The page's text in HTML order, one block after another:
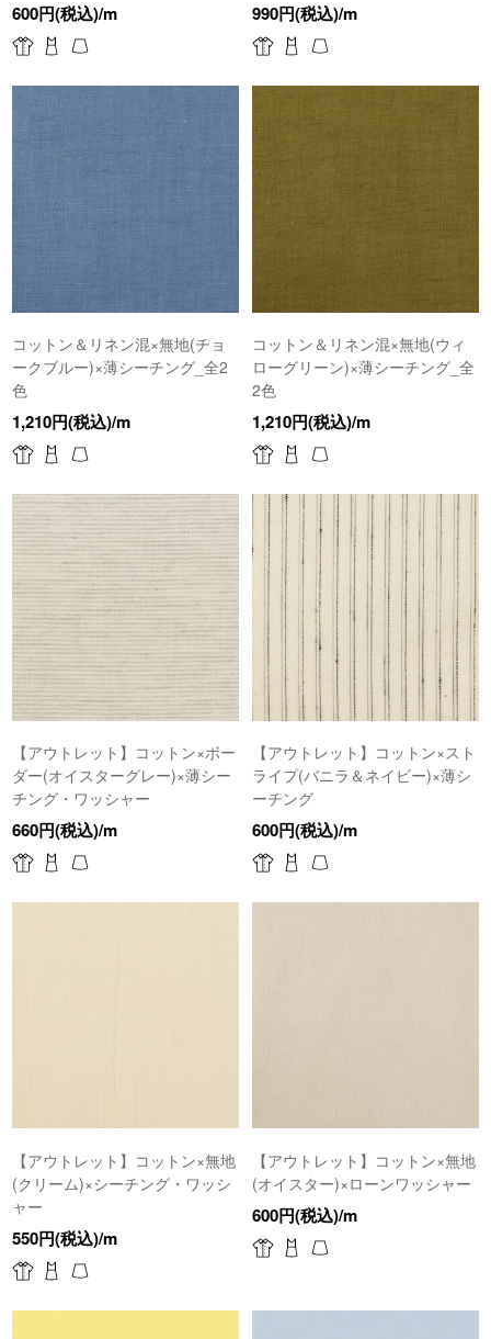
600円(税込)/m 990円(税込)/m
コットン＆リネン混×無地(チョ
ークブルー)×薄シーチング_全2
色
1,210円(税込)/m
コットン＆リネン混×無地(ウィ
ローグリーン)×薄シーチング_全
2色
1,210円(税込)/m
【アウトレット】コットン×ボー
ダー(オイスターグレー)×薄シー
チング・ワッシャー
660円(税込)/m
【アウトレット】コットン×スト
ライプ(バニラ＆ネイビー)×薄シ
ーチング
600円(税込)/m
【アウトレット】コットン×無地
(クリーム)×シーチング・ワッシ
ャー
550円(税込)/m
【アウトレット】コットン×無地
(オイスター)×ローンワッシャー
600円(税込)/m